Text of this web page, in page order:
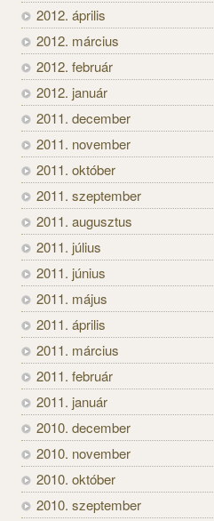
2012. április
2012. március
2012. február
2012. január
2011. december
2011. november
2011. október
2011. szeptember
2011. augusztus
2011. július
2011. június
2011. május
2011. április
2011. március
2011. február
2011. január
2010. december
2010. november
2010. október
2010. szeptember